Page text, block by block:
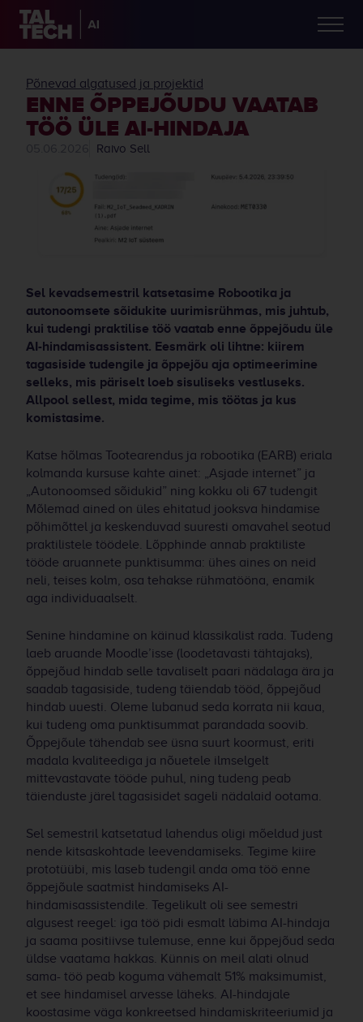
Põnevad algatused ja projektid
ENNE ÕPPEJÕUDU VAATAB
TÖÖ ÜLE AI-HINDAJA
Raivo Sell
Sel kevadsemestril katsetasime Robootika ja
autonoomsete sõidukite uurimisrühmas, mis juhtub,
kui tudengi praktilise töö vaatab enne õppejõudu üle
AI-hindamisassistent. Eesmärk oli lihtne: kiirem
tagasiside tudengile ja õppejõu aja optimeerimine
selleks, mis päriselt loeb sisuliseks vestluseks.
Allpool sellest, mida tegime, mis töötas ja kus
komistasime.
Katse hõlmas Tootearendus ja robootika (EARB) eriala
kolmanda kursuse kahte ainet: „Asjade internet” ja
„Autonoomsed sõidukid” ning kokku oli 67 tudengit
Mõlemad ained on üles ehitatud jooksva hindamise
põhimõttel ja keskenduvad suuresti omavahel seotud
praktilistele töödele. Lõpphinde annab praktiliste
tööde aruannete punktisumma: ühes aines on neid
neli, teises kolm, osa tehakse rühmatööna, enamik
aga individuaalselt.
Senine hindamine on käinud klassikalist rada. Tudeng
laeb aruande Moodle’isse (loodetavasti tähtajaks),
õppejõud hindab selle tavaliselt paari nädalaga ära ja
saadab tagasiside, tudeng täiendab tööd, õppejõud
hindab uuesti. Oleme lubanud seda korrata nii kaua,
kui tudeng oma punktisummat parandada soovib.
Õppejõule tähendab see üsna suurt koormust, eriti
madala kvaliteediga ja nõuetele ilmselgelt
mittevastavate tööde puhul, ning tudeng peab
täienduste järel tagasisidet sageli nädalaid ootama.
Sel semestril katsetatud lahendus oligi mõeldud just
nende kitsaskohtade leevendamiseks. Tegime kiire
prototüübi, mis laseb tudengil anda oma töö enne
õppejõule saatmist hindamiseks AI-
hindamisassistendile. Tegelikult oli see semestri
algusest reegel: iga töö pidi esmalt läbima AI-hindaja
ja saama positiivse tulemuse, enne kui õppejõud seda
üldse vaatama hakkas. Künnis on meil alati olnud
sama- töö peab koguma vähemalt 51% maksimumist,
et see hindamisel arvesse läheks. AI-hindajale
koostasime väga konkreetsed hindamiskriteeriumid ja